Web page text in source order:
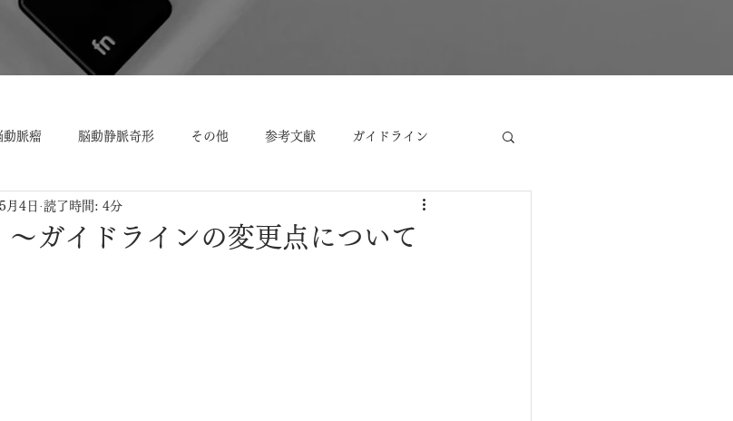
動脈瘤 脳動静脈奇形 その他 参考文献 ガイドライン
症候群 手術合併症
ガイドラインの変更点について
月4日 読了時間: 4分